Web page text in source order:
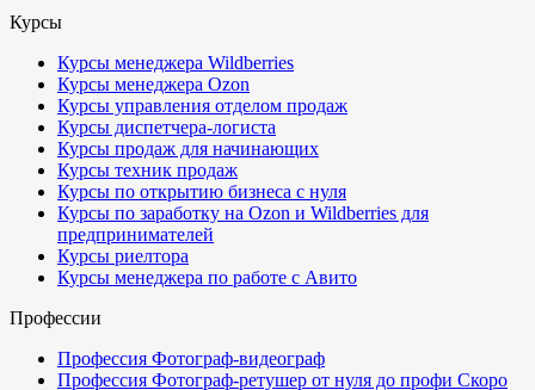
Курсы
Курсы менеджера Wildberries
Курсы менеджера Ozon
Курсы управления отделом продаж
Курсы диспетчера-логиста
Курсы продаж для начинающих
Курсы техник продаж
Курсы по открытию бизнеса с нуля
Курсы по заработку на Ozon и Wildberries для
предпринимателей
Курсы риелтора
Курсы менеджера по работе с Авито
Профессии
Профессия Фотограф-видеограф
Профессия Фотограф-ретушер от нуля до профи Скоро